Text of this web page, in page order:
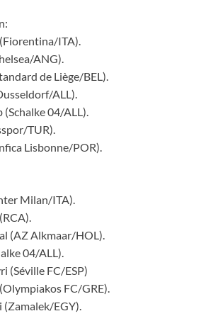
ITA).
ANG).
de Liège/BEL).
ALL).
(Schalke 04/ALL).
TUR).
Lisbonne/POR).
Milan/ITA).
(AZ Alkmaar/HOL).
04/ALL).
(Séville FC/ESP)
FC/GRE).
EGY).